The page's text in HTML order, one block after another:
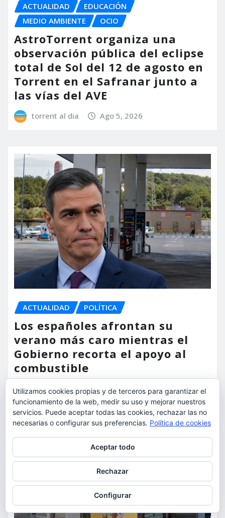
ACTUALIDAD
EDUCACIÓN
MEDIO AMBIENTE
OCIO
AstroTorrent organiza una
observación pública del eclipse
total de Sol del 12 de agosto en
Torrent en el Safranar junto a
las vías del AVE
torrent al dia Ago 5, 2026
ACTUALIDAD POLÍTICA
Los españoles afrontan su
verano más caro mientras el
Gobierno recorta el apoyo al
combustible
torrent al dia Ago 5, 2026
Utilizamos cookies propias y de terceros para garantizar el
funcionamiento de la web, medir su uso y mejorar nuestros
servicios. Puede aceptar todas las cookies, rechazar las no
necesarias o configurar sus preferencias. Política de cookies
Aceptar todo
Rechazar
Configurar
Para obtener más información, incluido cómo gestionar las cookies,